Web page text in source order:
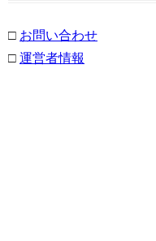
□ お問い合わせ
□運営者情報